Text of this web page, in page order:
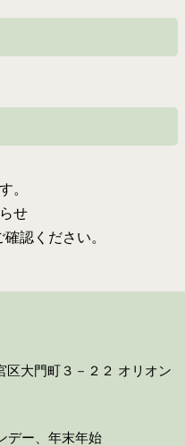
。
せ
認ください。
大門町３－２２ オリオン
デー、年末年始